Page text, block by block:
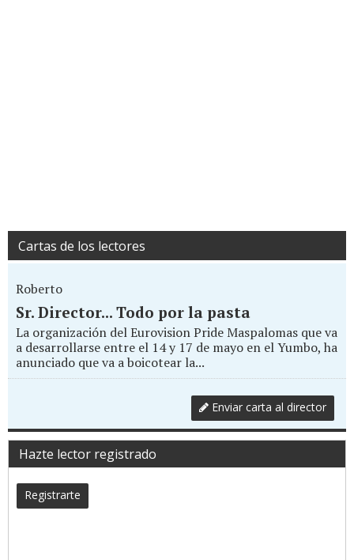
Cartas de los lectores
Roberto
Sr. Director... Todo por la pasta
La organización del Eurovision Pride Maspalomas que va
a desarrollarse entre el 14 y 17 de mayo en el Yumbo, ha
anunciado que va a boicotear la...
Enviar carta al director
Hazte lector registrado
Registrarte